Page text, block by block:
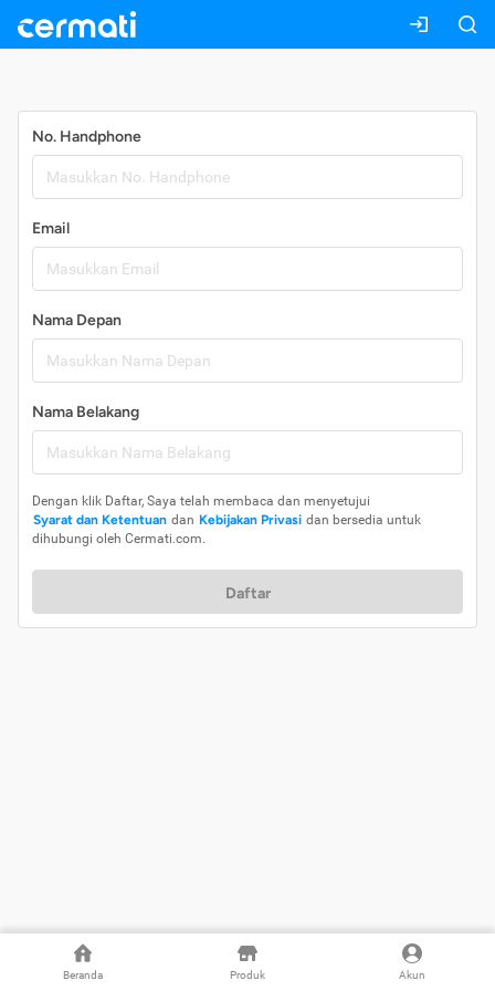
Beranda Produk Akun
No. Handphone
Email
Nama Depan
Nama Belakang
Dengan klik Daftar, Saya telah membaca dan menyetujui
Syarat dan Ketentuan dan Kebijakan Privasi dan bersedia untuk
dihubungi oleh Cermati.com.
Daftar